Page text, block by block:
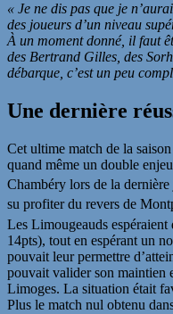
« Je ne dis pas que je
des joueurs d’un niveau
À un moment donné, il faut
des Bertrand Gilles, des
débarque, c’est un peu
Une dernière
Cet ultime match de la
quand même un double
Chambéry lors de la
su profiter du revers de
Les Limougeauds
14pts), tout en espérant un
pouvait leur permettre
pouvait valider son maintien
Limoges. La situation était
Plus le match nul obtenu